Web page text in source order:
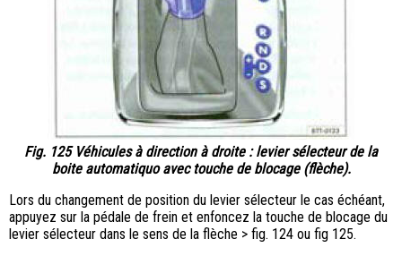
Fig. 125 Véhicules à direction à droite : levier sélecteur de la
boite automatiquo avec touche de blocage (flèche).
Lors du changement de position du levier sélecteur le cas échéant,
appuyez sur la pédale de frein et enfoncez la touche de blocage du
levier sélecteur dans le sens de la flèche > fig. 124 ou fig 125.